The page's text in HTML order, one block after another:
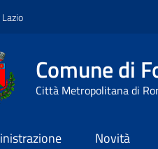
Comune di
Città Metropolitana di
Novità